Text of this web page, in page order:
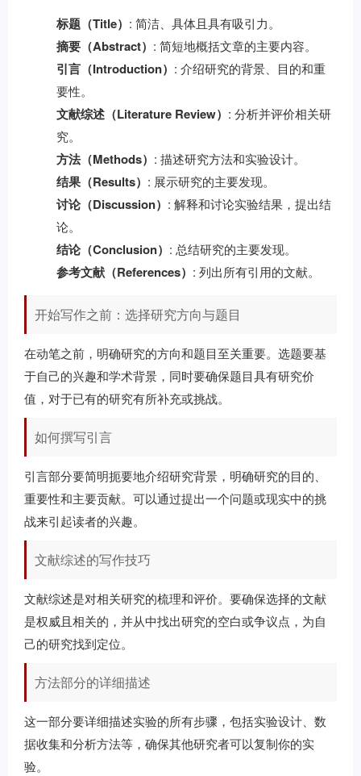
标题（Title） : 简洁、具体且具有吸引力。
摘要（Abstract） : 简短地概括文章的主要内容。
引言（Introduction） : 介绍研究的背景、目的和重
要性。
文献综述（Literature Review） : 分析并评价相关研
究。
方法（Methods） : 描述研究方法和实验设计。
结果（Results） : 展示研究的主要发现。
讨论（Discussion） : 解释和讨论实验结果，提出结
论。
结论（Conclusion） : 总结研究的主要发现。
参考文献（References） : 列出所有引用的文献。
开始写作之前：选择研究方向与题目
在动笔之前，明确研究的方向和题目至关重要。选题要基
于自己的兴趣和学术背景，同时要确保题目具有研究价
值，对于已有的研究有所补充或挑战。
如何撰写引言
引言部分要简明扼要地介绍研究背景，明确研究的目的、
重要性和主要贡献。可以通过提出一个问题或现实中的挑
战来引起读者的兴趣。
文献综述的写作技巧
文献综述是对相关研究的梳理和评价。要确保选择的文献
是权威且相关的，并从中找出研究的空白或争议点，为自
己的研究找到定位。
方法部分的详细描述
这一部分要详细描述实验的所有步骤，包括实验设计、数
据收集和分析方法等，确保其他研究者可以复制你的实
验。